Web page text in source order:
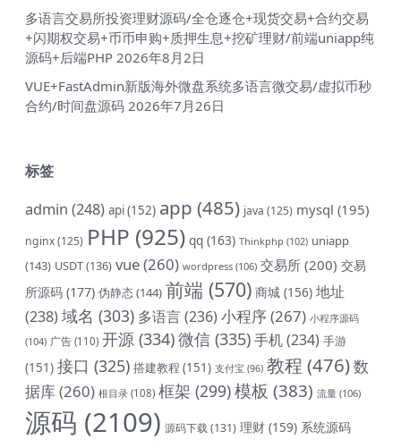
多语言交易所投资理财源码/全仓逐仓+现货交易+合约交易
+闪期权交易+币币申购+质押生息+挖矿理财/前端uniapp纯
源码+后端PHP 2026年8月2日
VUE+FastAdmin新版海外微盘系统多语言微交易/虚拟币秒
合约/时间盘源码 2026年7月26日
标签
admin (248) api(152) app (485) java (125) mysql (195)
nginx(125) PHP (925) qq (163) Thinkphp (102) uniapp
(143) USDT(136) vue(260) wordpress (106) 交易所 (200) 交易
所源码 (177) 伪静态(144) 前端 (570) 商城 (156) 地址
(238)域名 (303) 多语言(236) 小程序(267) 小程序源码
(104) 广告 (110) 开源 (334)微信 (335)手机(234) 手游
(151) 接口 (325) 搭建教程 (151) 支付宝 (96) 教程 (476)数
据库(260) 根目录 (108) 框架 (299)模板 (383) 流量 (106)
源码 (2109) 源码下载(131) 理财 (159) 系统源码